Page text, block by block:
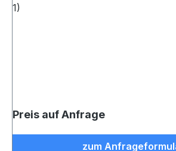
1)
Preis auf Anfrage
zum